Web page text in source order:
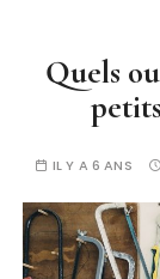
Quels
IL Y A 6 ANS